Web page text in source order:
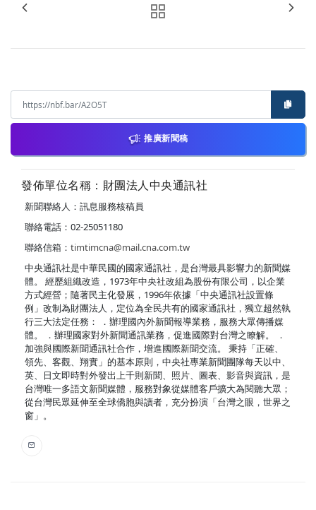
推廣新聞稿
發佈單位名稱：財團法人中央通訊社
新聞聯絡人：訊息服務核稿員
聯絡電話：02-25051180
聯絡信箱： timtimcna@mail.cna.com.tw
中央通訊社是中華民國的國家通訊社，是台灣最具影響力的新聞媒
體。 經歷組織改造，1973年中央社改組為股份有限公司，以企業
方式經營；隨著民主化發展，1996年依據「中央通訊社設置條
例」改制為財團法人，定位為全民共有的國家通訊社，獨立超然執
行三大法定任務： ．辦理國內外新聞報導業務，服務大眾傳播媒
體。 ．辦理國家對外新聞通訊業務，促進國際對台灣之瞭解。 ．
加強與國際新聞通訊社合作，增進國際新聞交流。 秉持「正確、
領先、客觀、翔實」的基本原則，中央社專業新聞團隊每天以中、
英、日文即時對外發出上千則新聞、照片、圖表、影音與資訊，是
台灣唯一多語文新聞媒體，服務對象從媒體客戶擴大為閱聽大眾；
從台灣民眾延伸至全球僑胞與讀者，充分扮演「台灣之眼，世界之
窗」。